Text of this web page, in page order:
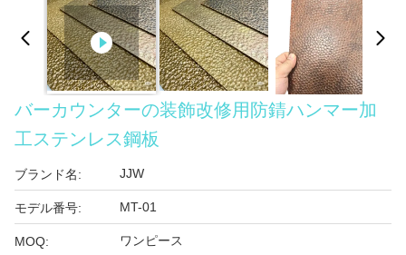
バーカウンターの装飾改修用防錆ハンマー加
工ステンレス鋼板
ブランド名: JJW
モデル番号: MT-01
MOQ: ワンピース